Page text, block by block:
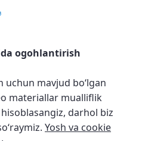
ogohlantirish
uchun mavjud bo‘lgan
materiallar mualliflik
darhol biz
Yosh va cookie